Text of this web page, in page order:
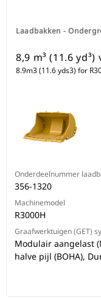
Laadbakken -
8,9 m³ (11.6 yd³)
8.9m3 (11.6 yds3) for
Onderdeelnummer
356-1320
Machinemodel
R3000H
Graafwerktuigen (GET)
Modulair aangelast
halve pijl (BOHA),